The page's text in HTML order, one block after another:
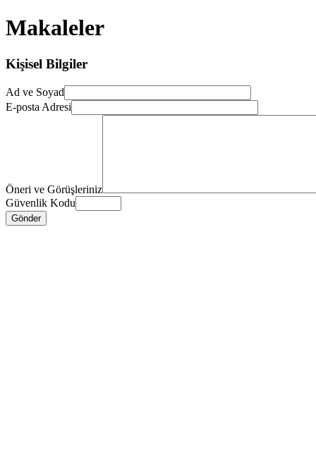
Makaleler
Kişisel Bilgiler
Ad ve Soyad
E-posta Adresi
Öneri ve Görüşleriniz
Güvenlik Kodu